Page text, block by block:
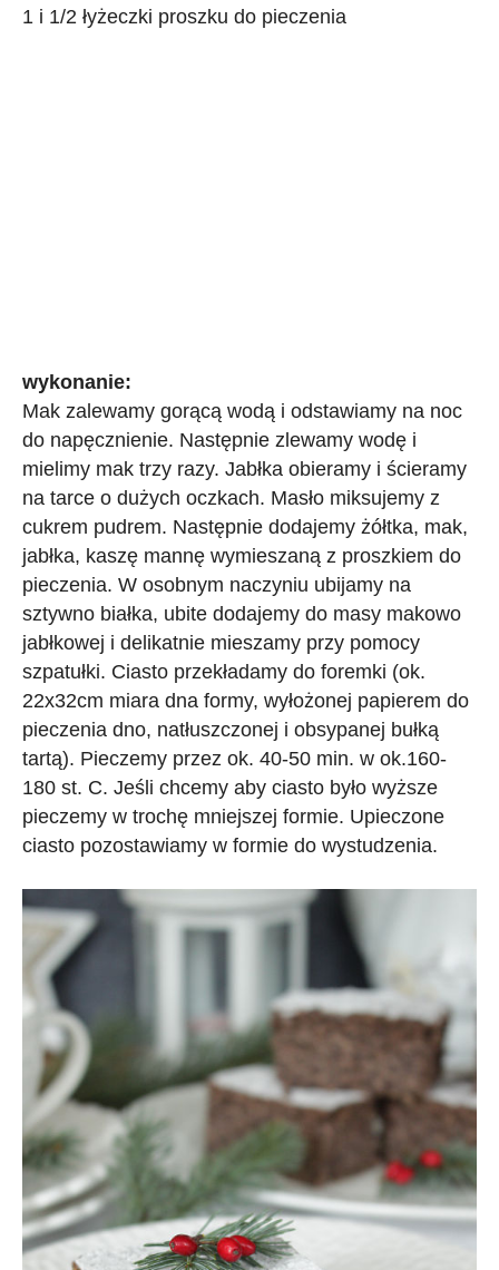
1 i 1/2 łyżeczki proszku do pieczenia
wykonanie:
Mak zalewamy gorącą wodą i odstawiamy na noc
do napęcznienie. Następnie zlewamy wodę i
mielimy mak trzy razy. Jabłka obieramy i ścieramy
na tarce o dużych oczkach. Masło miksujemy z
cukrem pudrem. Następnie dodajemy żółtka, mak,
jabłka, kaszę mannę wymieszaną z proszkiem do
pieczenia. W osobnym naczyniu ubijamy na
sztywno białka, ubite dodajemy do masy makowo
jabłkowej i delikatnie mieszamy przy pomocy
szpatułki. Ciasto przekładamy do foremki (ok.
22x32cm miara dna formy, wyłożonej papierem do
pieczenia dno, natłuszczonej i obsypanej bułką
tartą). Pieczemy przez ok. 40-50 min. w ok.160-
180 st. C. Jeśli chcemy aby ciasto było wyższe
pieczemy w trochę mniejszej formie. Upieczone
ciasto pozostawiamy w formie do wystudzenia.